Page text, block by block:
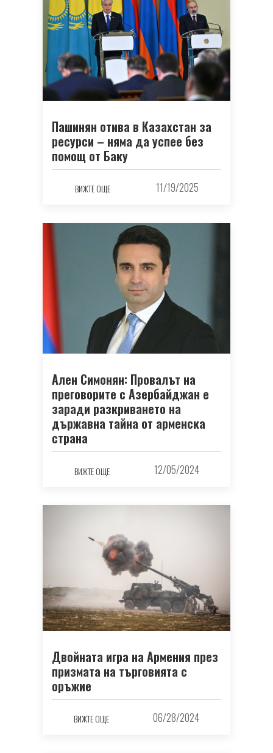
Пашинян отива в Казахстан за
ресурси – няма да успее без
помощ от Баку
ВИЖТЕ ОЩЕ 11/19/2025
Ален Симонян: Провалът на
преговорите с Азербайджан е
заради разкриването на
държавна тайна от арменска
страна
ВИЖТЕ ОЩЕ 12/05/2024
Двойната игра на Армения през
призмата на търговията с
оръжие
ВИЖТЕ ОЩЕ 06/28/2024